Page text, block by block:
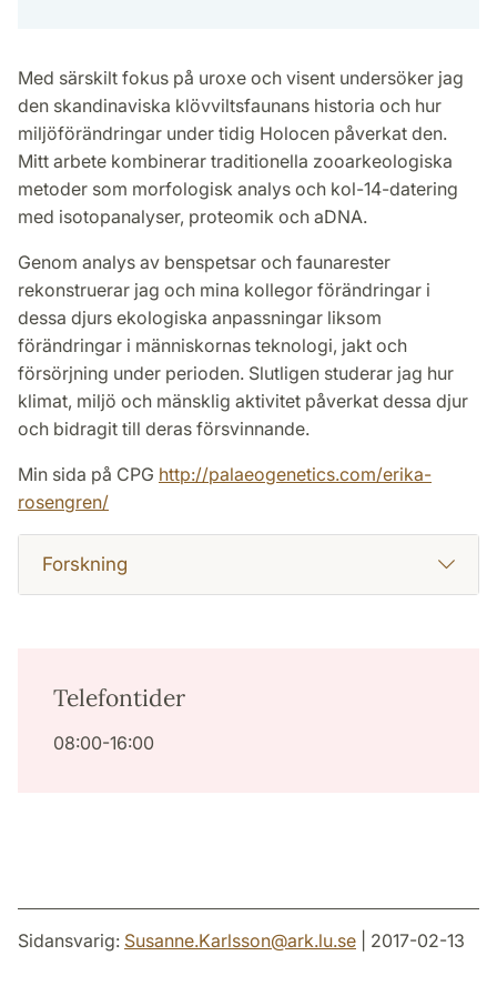
Med särskilt fokus på uroxe och visent undersöker jag
den skandinaviska klövviltsfaunans historia och hur
miljöförändringar under tidig Holocen påverkat den.
Mitt arbete kombinerar traditionella zooarkeologiska
metoder som morfologisk analys och kol-14-datering
med isotopanalyser, proteomik och aDNA.
Genom analys av benspetsar och faunarester
rekonstruerar jag och mina kollegor förändringar i
dessa djurs ekologiska anpassningar liksom
förändringar i människornas teknologi, jakt och
försörjning under perioden. Slutligen studerar jag hur
klimat, miljö och mänsklig aktivitet påverkat dessa djur
och bidragit till deras försvinnande.
Min sida på CPG http://palaeogenetics.com/erika-
rosengren/
Forskning
Telefontider
08:00-16:00
Sidansvarig: Susanne.Karlsson@ark.lu.se | 2017-02-13